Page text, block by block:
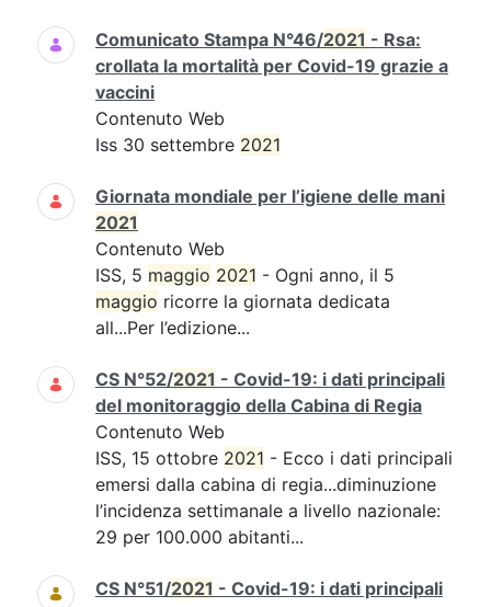
Comunicato Stampa N°46/2021 - Rsa:
crollata la mortalità per Covid-19 grazie a
vaccini
Contenuto Web
Iss 30 settembre 2021
Giornata mondiale per l’igiene delle mani
2021
Contenuto Web
ISS, 5 maggio 2021 - Ogni anno, il 5
maggio ricorre la giornata dedicata
all...Per l’edizione...
CS N°52/2021 - Covid-19: i dati principali
del monitoraggio della Cabina di Regia
Contenuto Web
ISS, 15 ottobre 2021 - Ecco i dati principali
emersi dalla cabina di regia...diminuzione
l’incidenza settimanale a livello nazionale:
29 per 100.000 abitanti...
CS N°51/2021 - Covid-19: i dati principali